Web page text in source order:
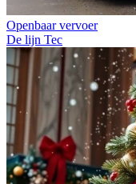
Openbaar vervoer
De lijn Tec